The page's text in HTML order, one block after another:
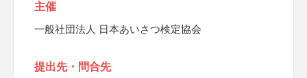
主催
一般社団法人 日本あいさつ検定協会
提出先・問合先